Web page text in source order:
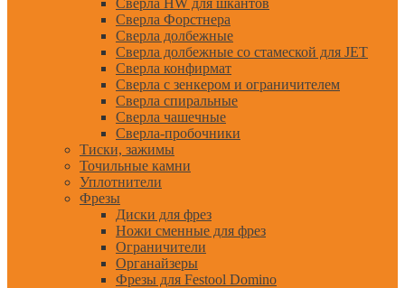
Сверла HW для шкантов
Сверла Форстнера
Сверла долбежные
Сверла долбежные со стамеской для JET
Сверла конфирмат
Сверла с зенкером и ограничителем
Сверла спиральные
Сверла чашечные
Сверла-пробочники
Тиски, зажимы
Точильные камни
Уплотнители
Фрезы
Диски для фрез
Ножи сменные для фрез
Ограничители
Органайзеры
Фрезы для Festool Domino